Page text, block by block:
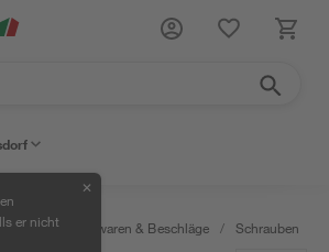
er nicht
✕
/ Eisenwaren & Beschläge / Schrauben